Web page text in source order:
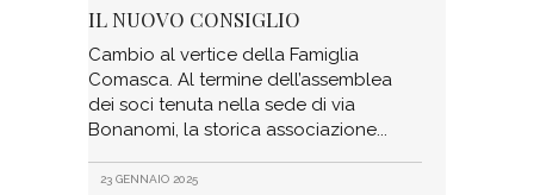
IL NUOVO CONSIGLIO
Cambio al vertice della Famiglia
Comasca. Al termine dell’assemblea
dei soci tenuta nella sede di via
Bonanomi, la storica associazione
23 GENNAIO 2025